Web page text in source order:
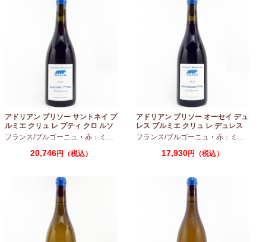
アドリアン ブリソー サントネイ プ
ルミエ クリュ レ プティ クロ ルソ
ー 2024 750ml
フランス/ブルゴーニュ ・ 赤：ミディアムボディ ・ピノノワール
20,746円（税込）
アドリアン ブリソー オーセイ デュ
レス プルミエ クリュ レ デュレス
2024 750ml
フランス/ブルゴーニュ ・ 赤：ミディアムボディ
17,930円（税込）